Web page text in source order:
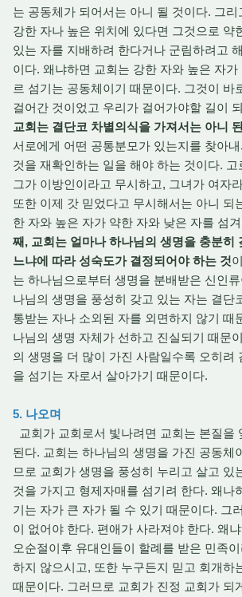
는 공동체가 되어서는 아니 될 것이다. 그리
강한 자나 높은 위치에 있다면 그것으로 약
있는 자를 지배하려 한다거나 군림하려고
이다. 왜냐하면 교회는 강한 자와 높은 자
르 섬기는 공동체이기 때문이다. 그것이 바
걸어간 것이었고 우리가 걸어가야할 길이
교회는 결단코 차별의식을 가져서는 아니
서로에게 어떤 공통분모가 있는지를 찾아
것을 재확인하는 일을 해야 하는 것이다.
그가 이방인이라고 무시하고, 그녀가 여자
또한 이제 갓 믿었다고 무시해서는 아니 되
한 자와 높은 자가 약한 자와 낮은 자를 섬
째, 교회는 얼마나 하나님의 생명을 충분히
느냐에 따라 성숙도가 결정되어야 하는 것
는 하나님으로부터 생명을 분배받은 신인
나님의 생명을 풍성히 갖고 있는 자는 결단
통받는 자나 소외된 자를 외면하지 않기 때
나님의 생명 자체가 선하고 진실되기 때문
의 생명을 더 많이 가진 사람일수록 오히려
을 섬기는 자로서 살아가기 때문이다.
5. 나오며
교회가 교회로서 빛나려면 교회는 본질을
된다. 교회는 하나님의 생명을 가진 공동체
므로 교회가 생명을 풍성히 누리고 살고 있
것을 가지고 형제자매를 섬기려 한다. 왜나
기는 자가 큰 자가 될 수 있기 때문이다. 그
이 없어야 한다. 편애가 사라져야 한다. 왜
오순절이후 유대인들이 할례를 받은 민족
하지 않으시고, 또한 누구든지 믿고 회개하
때문이다. 그러므로 교회가 진정 교회가 되